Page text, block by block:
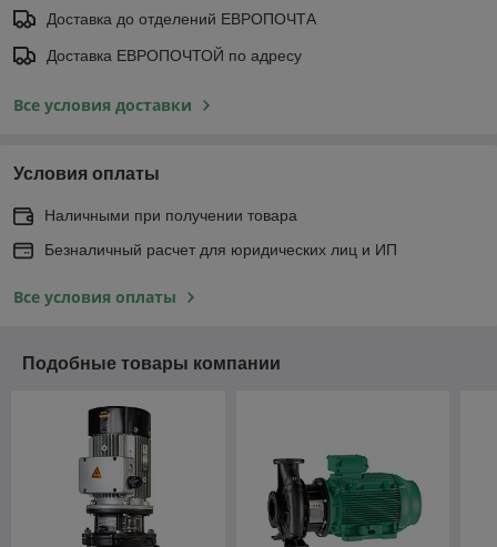
Доставка до отделений ЕВРОПОЧТА
Доставка ЕВРОПОЧТОЙ по адресу
Все условия доставки
Условия оплаты
Наличными при получении товара
Безналичный расчет для юридических лиц и ИП
Все условия оплаты
Подобные товары компании